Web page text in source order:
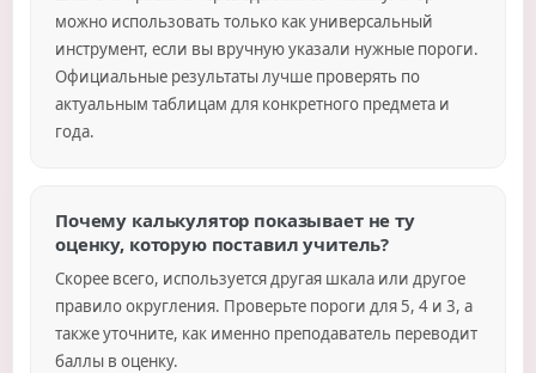
можно использовать только как универсальный
инструмент, если вы вручную указали нужные пороги.
Официальные результаты лучше проверять по
актуальным таблицам для конкретного предмета и
года.
Почему калькулятор показывает не ту
оценку, которую поставил учитель?
Скорее всего, используется другая шкала или другое
правило округления. Проверьте пороги для 5, 4 и 3, а
также уточните, как именно преподаватель переводит
баллы в оценку.